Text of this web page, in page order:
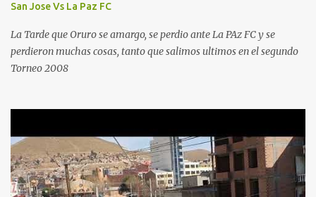
San Jose Vs La Paz FC
La Tarde que Oruro se amargo, se perdio ante La PAz FC y se
perdieron muchas cosas, tanto que salimos ultimos en el segundo
Torneo 2008